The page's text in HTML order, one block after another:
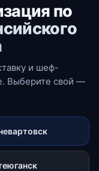
по
и шеф-
Выберите свой —